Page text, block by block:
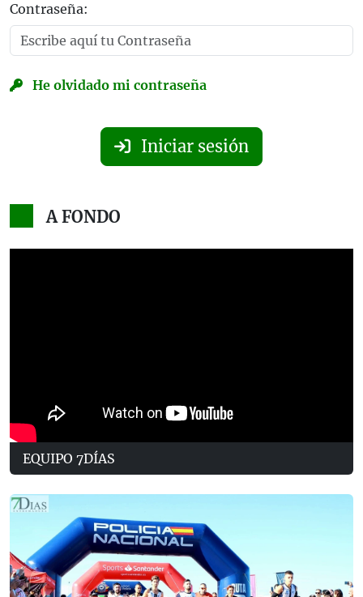
Contraseña:
He olvidado mi contraseña
Iniciar sesión
A FONDO
EQUIPO 7DÍAS